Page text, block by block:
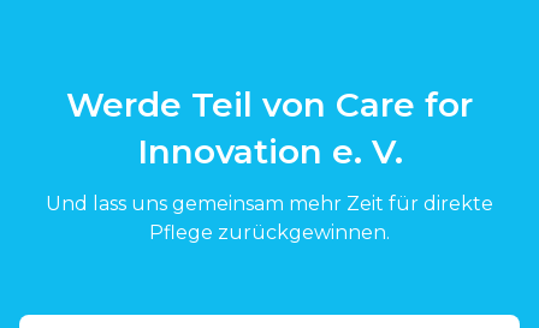
Werde Teil von Care for
Innovation e. V.
Und lass uns gemeinsam mehr Zeit für direkte
Pflege zurückgewinnen.